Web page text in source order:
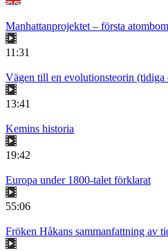
Manhattanprojektet – första
11:31
Vägen till en evolutionsteorin (tidiga
13:41
Kemins historia
19:42
Europa under 1800-talet förklarat
55:06
Fröken Håkans sammanfattning av